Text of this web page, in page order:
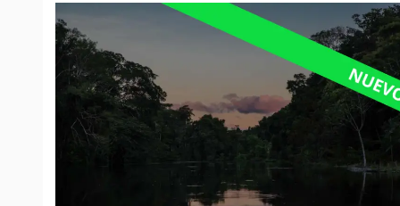
Curso
de
Especialización
Gestión
de
Áreas
Naturales
Protegidas